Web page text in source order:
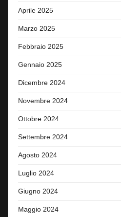
Aprile 2025
Marzo 2025
Febbraio 2025
Gennaio 2025
Dicembre 2024
Novembre 2024
Ottobre 2024
Settembre 2024
Agosto 2024
Luglio 2024
Giugno 2024
Maggio 2024